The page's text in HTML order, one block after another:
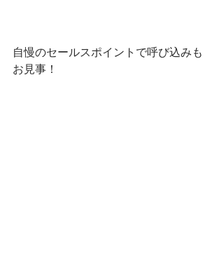
自慢のセールスポイントで呼び込みも
お見事！